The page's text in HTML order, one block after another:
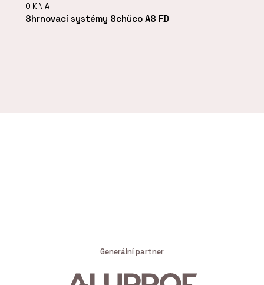
OKNA
Shrnovací systémy Schüco AS FD
Generální partner